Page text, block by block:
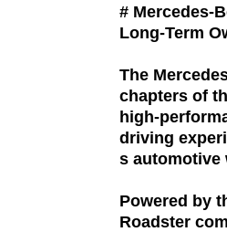
# Mercedes-
Long-Term
The
chapters of
high-
driving
s automotive
Powered by
Roadster